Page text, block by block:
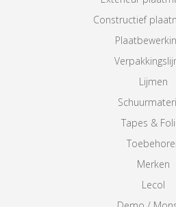
Constructief
Lijmen
Tapes &
Merken
Lecol